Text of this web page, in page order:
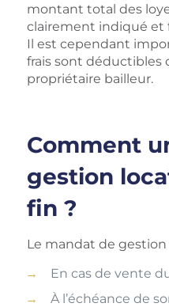
montant total des
clairement indiqué et
Il est cependant
frais sont déductibles
propriétaire bailleur.
Comment
gestion
fin ?
Le mandat de
En cas de vente
À l’échéance de